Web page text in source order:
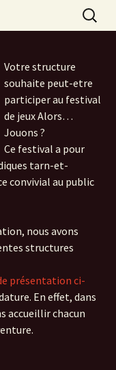
Votre structure
souhaite peut-etre
participer au festival
de jeux Alors…
Jouons ?
Ce festival a pour
tarn-et-
convivial au public
nous avons
structures
présentation ci-
En effet, dans
accueillir chacun